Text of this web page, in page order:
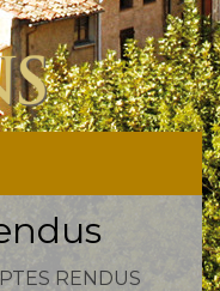
RENDUS